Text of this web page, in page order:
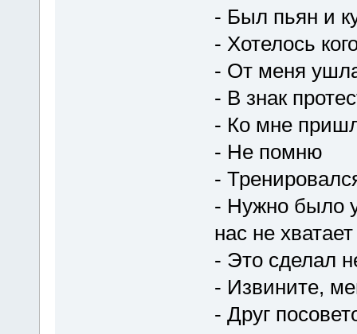
- Был пьян и
- Хотелось
- От меня
- В знак
- Ко мне
- Не помню
-
- Нужно было
нас не
- Это сделал
- Извините,
- Друг